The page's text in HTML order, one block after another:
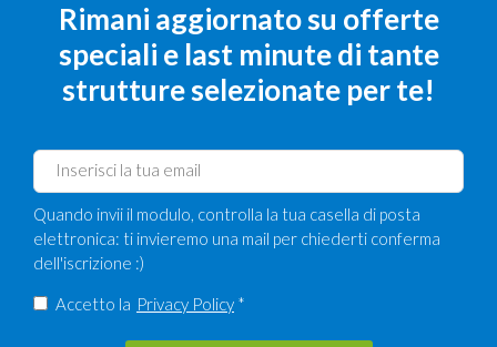
Rimani aggiornato su offerte
speciali e last minute di tante
strutture selezionate per te!
Quando invii il modulo, controlla la tua casella di posta
elettronica: ti invieremo una mail per chiederti conferma
dell'iscrizione :)
Accetto la Privacy Policy *